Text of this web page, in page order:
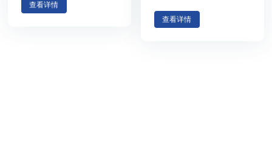
查看详情
查看详情